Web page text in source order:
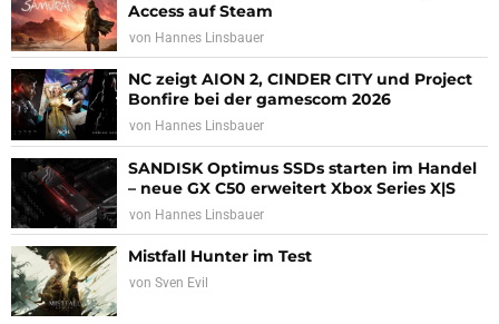
Access auf Steam
von Hannes Linsbauer
NC zeigt AION 2, CINDER CITY und Project
Bonfire bei der gamescom 2026
von Hannes Linsbauer
SANDISK Optimus SSDs starten im Handel
– neue GX C50 erweitert Xbox Series X|S
von Hannes Linsbauer
Mistfall Hunter im Test
von Sven Evil